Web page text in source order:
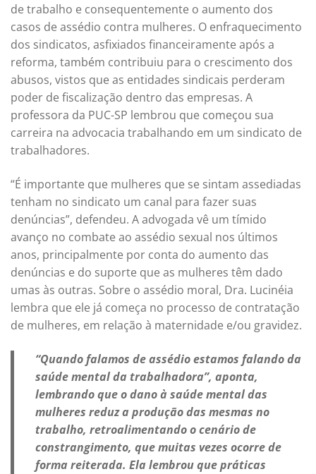
de trabalho e consequentemente o aumento dos
casos de assédio contra mulheres. O enfraquecimento
dos sindicatos, asfixiados financeiramente após a
reforma, também contribuiu para o crescimento dos
abusos, vistos que as entidades sindicais perderam
poder de fiscalização dentro das empresas. A
professora da PUC-SP lembrou que começou sua
carreira na advocacia trabalhando em um sindicato de
trabalhadores.
“É importante que mulheres que se sintam assediadas
tenham no sindicato um canal para fazer suas
denúncias”, defendeu. A advogada vê um tímido
avanço no combate ao assédio sexual nos últimos
anos, principalmente por conta do aumento das
denúncias e do suporte que as mulheres têm dado
umas às outras. Sobre o assédio moral, Dra. Lucinéia
lembra que ele já começa no processo de contratação
de mulheres, em relação à maternidade e/ou gravidez.
“Quando falamos de assédio estamos falando da
saúde mental da trabalhadora”, aponta,
lembrando que o dano à saúde mental das
mulheres reduz a produção das mesmas no
trabalho, retroalimentando o cenário de
constrangimento, que muitas vezes ocorre de
forma reiterada. Ela lembrou que práticas